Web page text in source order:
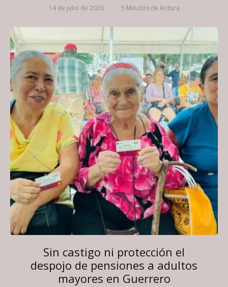
14 de julio de 2026 · · 5 Minutos de lectura
Sin castigo ni protección el
despojo de pensiones a adultos
mayores en Guerrero